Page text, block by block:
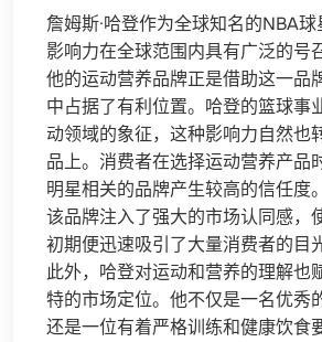
詹姆斯·哈登作为全球知名的NBA
影响力在全球范围内具有广泛的号
他的运动营养品牌正是借助这一品
中占据了有利位置。哈登的篮球事
动领域的象征，这种影响力自然也
品上。消费者在选择运动营养产品
明星相关的品牌产生较高的信任度
该品牌注入了强大的市场认同感，
初期便迅速吸引了大量消费者的目
此外，哈登对运动和营养的理解也
特的市场定位。他不仅是一名优秀
还是一位有着严格训练和健康饮食